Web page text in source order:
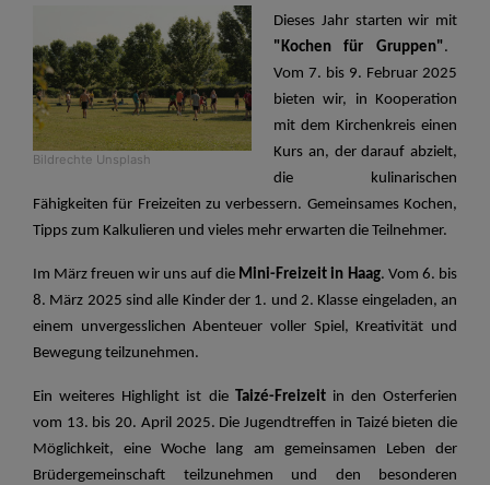
Bildrechte Unsplash
Dieses Jahr starten wir mit
"Kochen für Gruppen".
Vom 7. bis 9. Februar 2025
bieten wir, in Kooperation
mit dem Kirchenkreis einen
Kurs an, der darauf abzielt,
die kulinarischen
Fähigkeiten für Freizeiten zu verbessern. Gemeinsames Kochen,
Tipps zum Kalkulieren und vieles mehr erwarten die Teilnehmer.
Im März freuen wir uns auf die Mini-Freizeit in Haag. Vom 6. bis
8. März 2025 sind alle Kinder der 1. und 2. Klasse eingeladen, an
einem unvergesslichen Abenteuer voller Spiel, Kreativität und
Bewegung teilzunehmen.
Ein weiteres Highlight ist dieTaizé-Freizeit in den Osterferien
vom 13. bis 20. April 2025. Die Jugendtreffen in Taizé bieten die
Möglichkeit, eine Woche lang am gemeinsamen Leben der
Brüdergemeinschaft teilzunehmen und den besonderen